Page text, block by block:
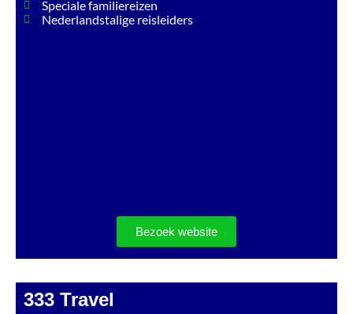
Speciale familiereizen
Nederlandstalige reisleiders
Bezoek website
333 Travel